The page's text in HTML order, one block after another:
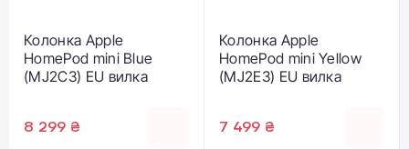
Колонка Apple
HomePod mini Blue
(MJ2C3) EU вилка
8 299 ₴
Колонка Apple
HomePod mini Yellow
(MJ2E3) EU вилка
7 499 ₴